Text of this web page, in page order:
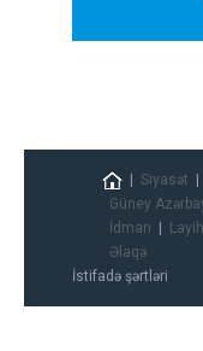
Siyasət
Güney
İdman
Əlaqə
İstifadə şərtləri